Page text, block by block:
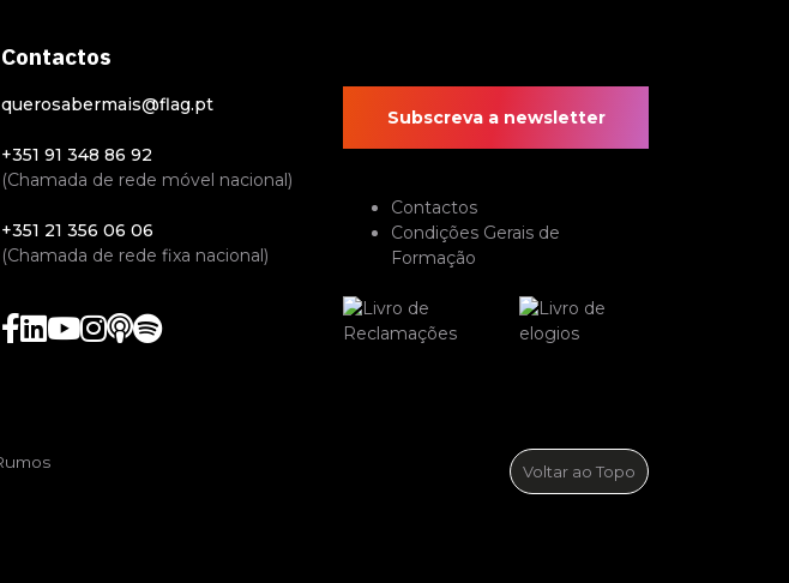
Contactos
querosabermais@flag.pt
+351 91 348 86 92
(Chamada de rede móvel nacional)
+351 21 356 06 06
(Chamada de rede fixa nacional)
Subscreva a newsletter
Contactos
Condições Gerais de
Formação
Voltar ao Topo